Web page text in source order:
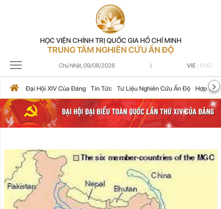
HỌC VIỆN CHÍNH TRỊ QUỐC GIA HỒ CHÍ MINH
TRUNG TÂM NGHIÊN CỨU ẤN ĐỘ
Chủ Nhật,09/08/2026 | VIE ENG
Đại Hội XIV Của Đảng Tin Tức Tư Liệu Nghiên Cứu Ấn Độ Hợp Tác